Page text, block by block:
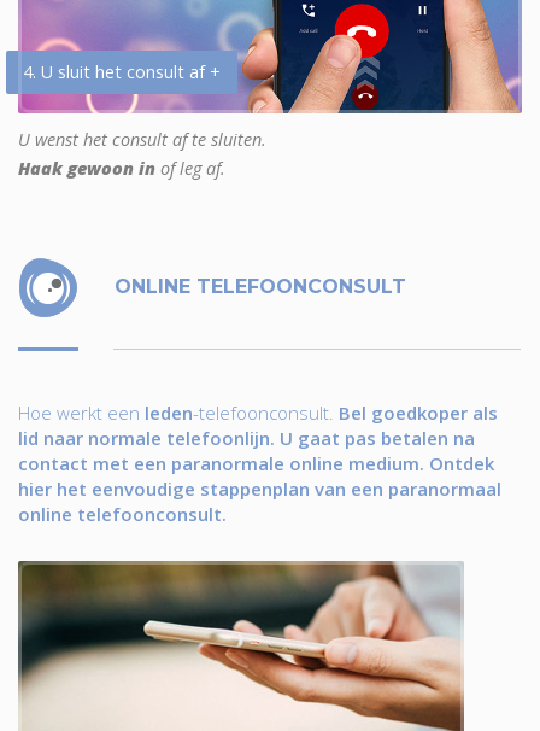
4. U sluit het consult af +
U wenst het consult af te sluiten.
Haak gewoon in of leg af.
ONLINE TELEFOONCONSULT
Hoe werkt een leden-telefoonconsult. Bel goedkoper als
lid naar normale telefoonlijn. U gaat pas betalen na
contact met een paranormale online medium. Ontdek
hier het eenvoudige stappenplan van een paranormaal
online telefoonconsult.